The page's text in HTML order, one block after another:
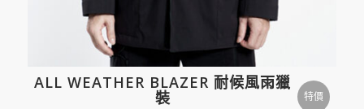
ALL WEATHER BLAZER 耐候風雨獵
裝 特價